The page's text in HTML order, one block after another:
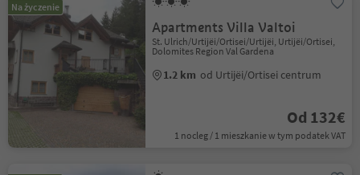
Na życzenie
Apartments Villa Valtoi
St. Ulrich/Urtijëi/Ortisei/Urtijëi, Urtijëi/Ortisei,
Dolomites Region Val Gardena
1.2 km od Urtijëi/Ortisei centrum
Od 132€
1 nocleg / 1 mieszkanie w tym podatek VAT